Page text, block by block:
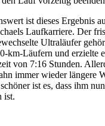
ist dieses Ergebnis
Laufkarriere. Der
Ultraläufer
km-Läufern und erzielte
von 7:16 Stunden.
immer wieder längere
ist es, dass ihm
ist.